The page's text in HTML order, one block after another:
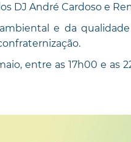
DJ André Cardoso e
e da
entre as 17h00 e as